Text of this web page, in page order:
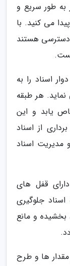
به طور سریع و
می کنید. با
هستند
اسناد را به
هر طبقه
یابد و این
از اسناد
اسناد
قفل های
جلوگیری
بخشیده و مانع
مقدار ها و طرح